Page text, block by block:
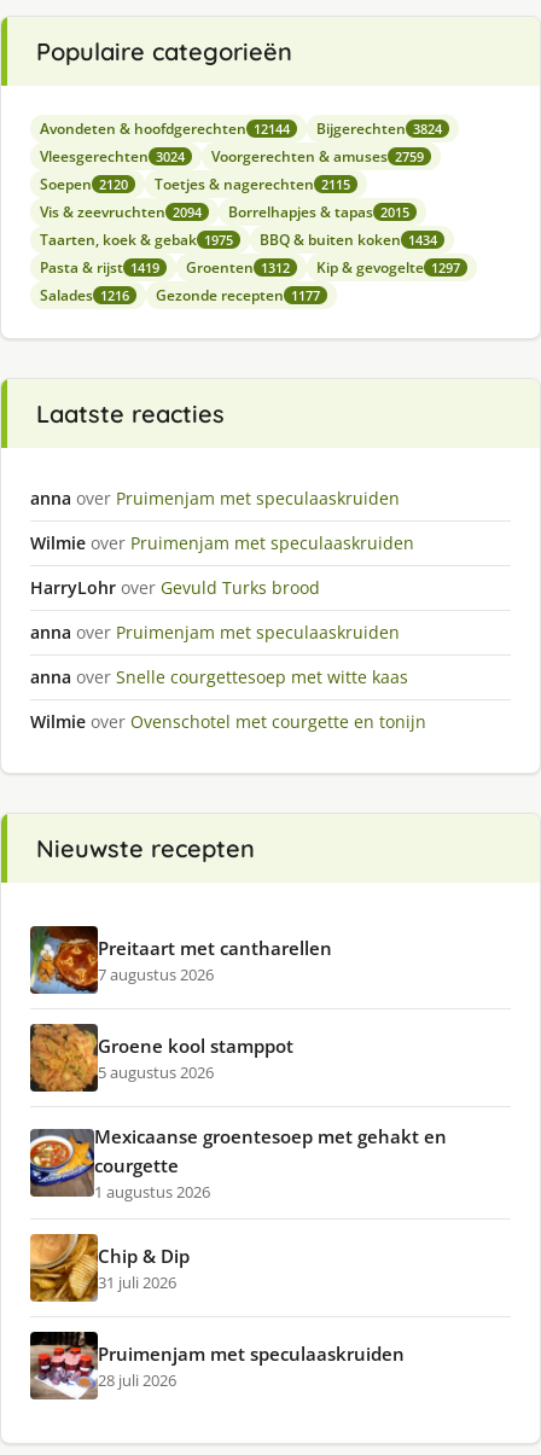
Populaire categorieën
Avondeten & hoofdgerechten 12144 Bijgerechten 3824
Vleesgerechten 3024 Voorgerechten & amuses 2759
Soepen 2120 Toetjes & nagerechten 2115
Vis & zeevruchten 2094 Borrelhapjes & tapas 2015
Taarten, koek & gebak 1975 BBQ & buiten koken 1434
Pasta & rijst 1419 Groenten 1312 Kip & gevogelte 1297
Salades 1216 Gezonde recepten 1177
Laatste reacties
anna over Pruimenjam met speculaaskruiden
Wilmie over Pruimenjam met speculaaskruiden
HarryLohr over Gevuld Turks brood
anna over Pruimenjam met speculaaskruiden
anna over Snelle courgettesoep met witte kaas
Wilmie over Ovenschotel met courgette en tonijn
Nieuwste recepten
Preitaart met cantharellen
7 augustus 2026
Groene kool stamppot
5 augustus 2026
Mexicaanse groentesoep met gehakt en
courgette
1 augustus 2026
Chip & Dip
31 juli 2026
Pruimenjam met speculaaskruiden
28 juli 2026